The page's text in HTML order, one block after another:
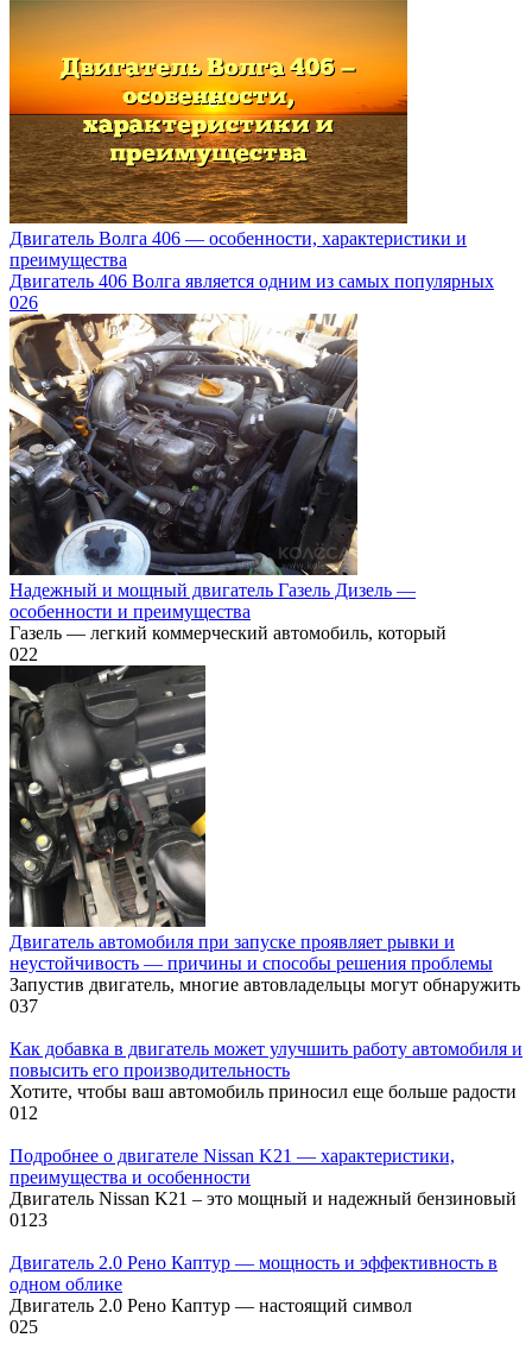
Двигатель Волга 406 — особенности, характеристики и
преимущества
Двигатель 406 Волга является одним из самых популярных
026
Надежный и мощный двигатель Газель Дизель —
особенности и преимущества
Газель — легкий коммерческий автомобиль, который
022
Двигатель автомобиля при запуске проявляет рывки и
неустойчивость — причины и способы решения проблемы
Запустив двигатель, многие автовладельцы могут обнаружить
037
Как добавка в двигатель может улучшить работу автомобиля и
повысить его производительность
Хотите, чтобы ваш автомобиль приносил еще больше радости
012
Подробнее о двигателе Nissan K21 — характеристики,
преимущества и особенности
Двигатель Nissan K21 – это мощный и надежный бензиновый
0123
Двигатель 2.0 Рено Каптур — мощность и эффективность в
одном облике
Двигатель 2.0 Рено Каптур — настоящий символ
025